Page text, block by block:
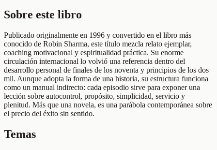
Sobre este libro
Publicado originalmente en 1996 y convertido en el libro más
conocido de Robin Sharma, este título mezcla relato ejemplar,
coaching motivacional y espiritualidad práctica. Su enorme
circulación internacional lo volvió una referencia dentro del
desarrollo personal de finales de los noventa y principios de los dos
mil. Aunque adopta la forma de una historia, su estructura funciona
como un manual indirecto: cada episodio sirve para exponer una
lección sobre autocontrol, propósito, simplicidad, servicio y
plenitud. Más que una novela, es una parábola contemporánea sobre
el precio del éxito sin sentido.
Temas